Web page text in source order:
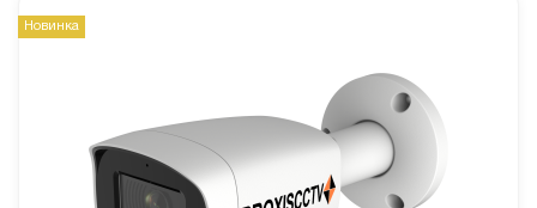
Новинка